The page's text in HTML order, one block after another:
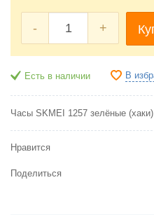
- +
Есть в наличии В
Часы SKMEI 1257 зелёные (хаки).
Нравится
Поделиться